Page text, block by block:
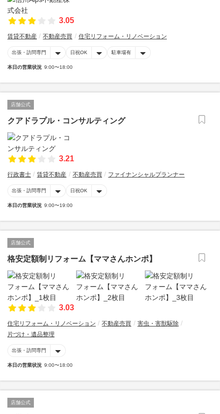
3.05
賃貸不動産 不動産売買 住宅リフォーム・リノベーション
出張・訪問専門 日祝OK 駐車場有
本日の営業状況 9:00〜18:00
店舗公式
クアドラプル・コンサルティング
3.21
行政書士 賃貸不動産 不動産売買 ファイナンシャルプランナー
出張・訪問専門 日祝OK
本日の営業状況 9:00〜19:00
店舗公式
格安定額制リフォーム【ママさんホンポ】
3.03
住宅リフォーム・リノベーション 不動産売買
害虫・害獣駆除
片づけ・遺品整理
出張・訪問専門
本日の営業状況 9:00〜18:00
店舗公式